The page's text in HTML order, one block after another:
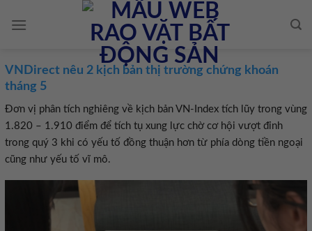
VNDirect nêu 2 kịch bản thị trường chứng khoán
tháng 5
Đơn vị phân tích nghiêng về kịch bản VN-Index tích lũy trong vùng
1.820 – 1.910 điểm để tích tụ xung lực chờ cơ hội vượt đỉnh
trong quý 3 khi có yếu tố đồng thuận hơn từ phía dòng tiền ngoại
cũng như yếu tố vĩ mô.